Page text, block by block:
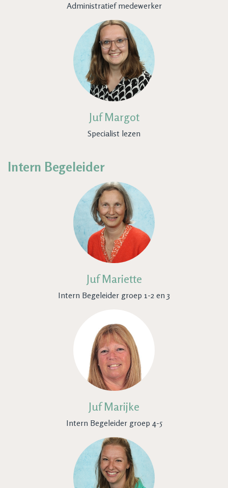
Administratief medewerker
Juf Margot
Specialist lezen
Intern Begeleider
Juf Mariette
Intern Begeleider groep 1-2 en 3
Juf Marijke
Intern Begeleider groep 4-5